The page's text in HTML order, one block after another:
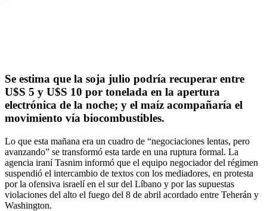
Se estima que la soja julio podría recuperar entre
U$S 5 y U$S 10 por tonelada en la apertura
electrónica de la noche; y el maíz acompañaría el
movimiento vía biocombustibles.
Lo que esta mañana era un cuadro de “negociaciones lentas, pero
avanzando” se transformó esta tarde en una ruptura formal. La
agencia iraní Tasnim informó que el equipo negociador del régimen
suspendió el intercambio de textos con los mediadores, en protesta
por la ofensiva israelí en el sur del Líbano y por las supuestas
violaciones del alto el fuego del 8 de abril acordado entre Teherán y
Washington.